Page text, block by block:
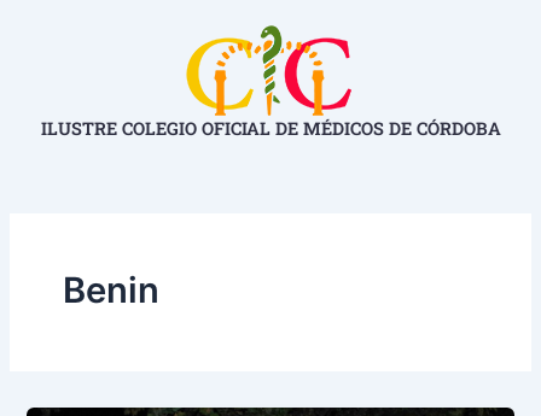
ILUSTRE COLEGIO OFICIAL DE MÉDICOS DE CÓRDOBA
Benin